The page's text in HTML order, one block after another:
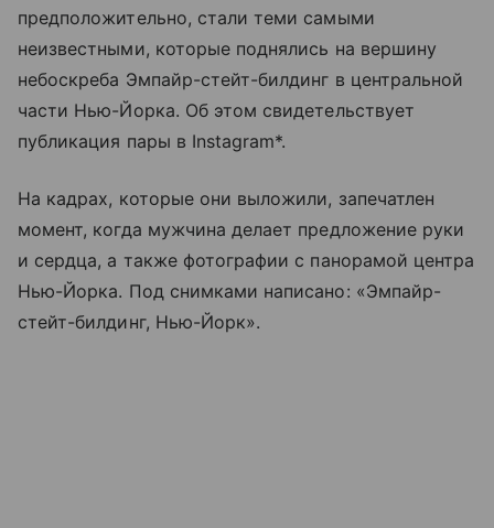
предположительно, стали теми самыми
неизвестными, которые поднялись на вершину
небоскреба Эмпайр-стейт-билдинг в центральной
части Нью-Йорка. Об этом свидетельствует
публикация пары в Instagram*.
На кадрах, которые они выложили, запечатлен
момент, когда мужчина делает предложение руки
и сердца, а также фотографии с панорамой центра
Нью-Йорка. Под снимками написано: «Эмпайр-
стейт-билдинг, Нью-Йорк».